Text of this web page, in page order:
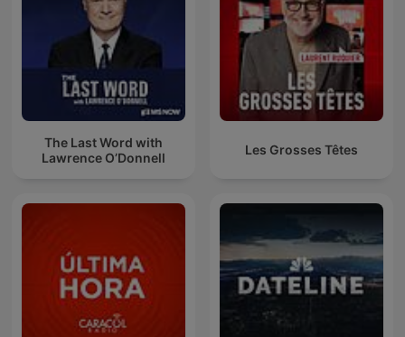
The Last Word with
Lawrence O’Donnell
Les Grosses Têtes